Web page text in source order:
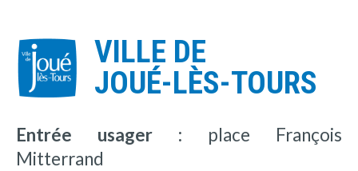
VILLE DE
JOUÉ-LÈS-TOURS
Entrée usager : place François
Mitterrand